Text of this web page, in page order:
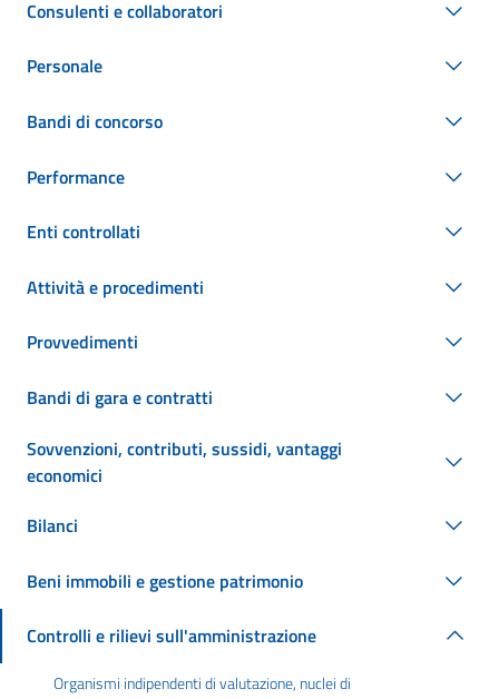
Consulenti e collaboratori
Personale
Bandi di concorso
Performance
Enti controllati
Attività e procedimenti
Provvedimenti
Bandi di gara e contratti
Sovvenzioni, contributi, sussidi, vantaggi
economici
Bilanci
Beni immobili e gestione patrimonio
Controlli e rilievi sull'amministrazione
Organismi indipendenti di valutazione, nuclei di